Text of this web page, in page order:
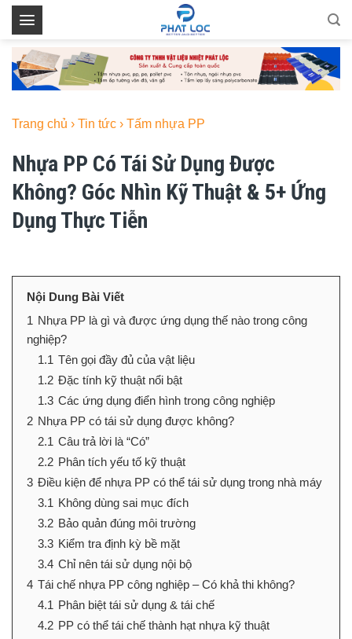
Skip
Trang chủ › Tin tức › Tấm nhựa PP
Nhựa PP Có Tái Sử Dụng Được
Không? Góc Nhìn Kỹ Thuật & 5+ Ứng
Dụng Thực Tiễn
Nội Dung Bài Viết
1 Nhựa PP là gì và được ứng dụng thế nào trong công
nghiệp?
1.1 Tên gọi đầy đủ của vật liệu
1.2 Đặc tính kỹ thuật nổi bật
1.3 Các ứng dụng điển hình trong công nghiệp
2 Nhựa PP có tái sử dụng được không?
2.1 Câu trả lời là “Có”
2.2 Phân tích yếu tố kỹ thuật
3 Điều kiện để nhựa PP có thể tái sử dụng trong nhà máy
3.1 Không dùng sai mục đích
3.2 Bảo quản đúng môi trường
3.3 Kiểm tra định kỳ bề mặt
3.4 Chỉ nên tái sử dụng nội bộ
4 Tái chế nhựa PP công nghiệp – Có khả thi không?
4.1 Phân biệt tái sử dụng & tái chế
4.2 PP có thể tái chế thành hạt nhựa kỹ thuật